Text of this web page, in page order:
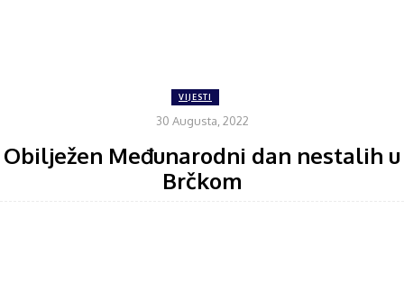
VIJESTI
30 Augusta, 2022
Obilježen Međunarodni dan nestalih u
Brčkom